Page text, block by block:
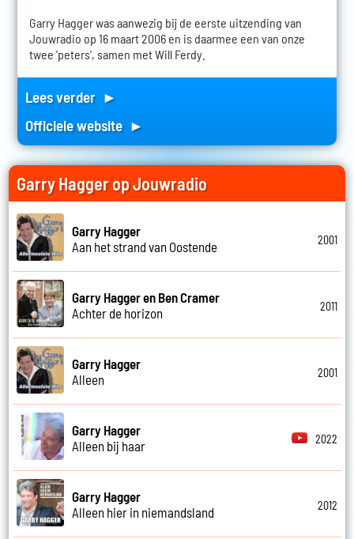
Garry Hagger was aanwezig bij de eerste uitzending van
Jouwradio op 16 maart 2006 en is daarmee een van onze
twee 'peters', samen met Will Ferdy.
Lees verder ►
Officiele website ►
Garry Hagger op Jouwradio
Garry Hagger
Aan het strand van Oostende
2001
Garry Hagger en Ben Cramer
Achter de horizon
2011
Garry Hagger
Alleen
2001
Garry Hagger
Alleen bij haar
2022
Garry Hagger
Alleen hier in niemandsland
2012